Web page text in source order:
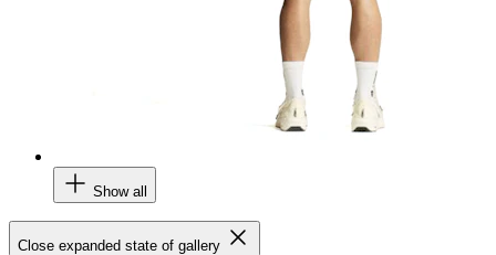
Show all
Close expanded state of gallery